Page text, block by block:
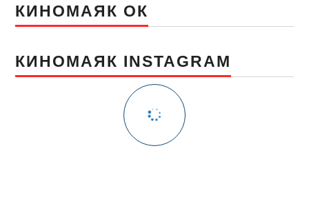
КИНОМАЯК ОК
КИНОМАЯК INSTAGRAM